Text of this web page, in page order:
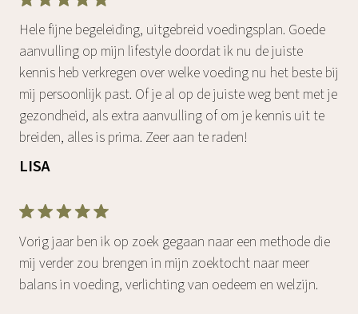
Hele fijne begeleiding, uitgebreid voedingsplan. Goede
aanvulling op mijn lifestyle doordat ik nu de juiste
kennis heb verkregen over welke voeding nu het beste bij
mij persoonlijk past. Of je al op de juiste weg bent met je
gezondheid, als extra aanvulling of om je kennis uit te
breiden, alles is prima. Zeer aan te raden!
LISA
Vorig jaar ben ik op zoek gegaan naar een methode die
mij verder zou brengen in mijn zoektocht naar meer
balans in voeding, verlichting van oedeem en welzijn.